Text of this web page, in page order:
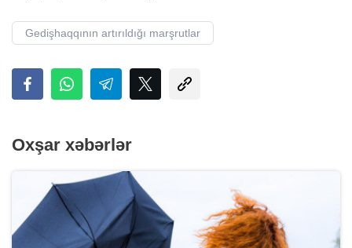
Gedişhaqqının artırıldığı marşrutlar
Oxşar xəbərlər